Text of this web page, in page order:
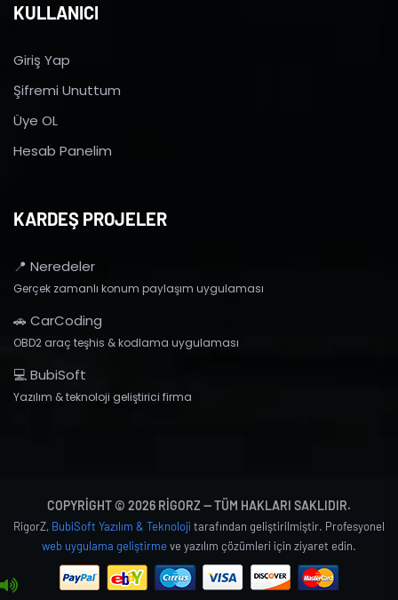
KULLANICI
Giriş Yap
Şifremi Unuttum
Üye OL
Hesab Panelim
KARDEŞ PROJELER
📍 Neredeler
Gerçek zamanlı konum paylaşım uygulaması
🚗 CarCoding
OBD2 araç teşhis & kodlama uygulaması
💻 BubiSoft
Yazılım & teknoloji geliştirici firma
COPYRIGHT © 2026 RIGORZ — TÜM HAKLARI SAKLIDIR.
RigorZ, BubiSoft Yazılım & Teknoloji tarafından geliştirilmiştir. Profesyonel
web uygulama geliştirmeve yazılım çözümleri için ziyaret edin.